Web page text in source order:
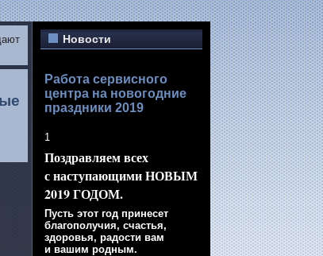
Новости
Работа сервисного
центра на новогодние
праздники 2019
1
Поздравляем всех
с наступающимиНОВЫМ
2019 ГОДОМ.
Пусть этот год принесет
благополучия, счастья,
здоровья, радости вам
и вашим родным.